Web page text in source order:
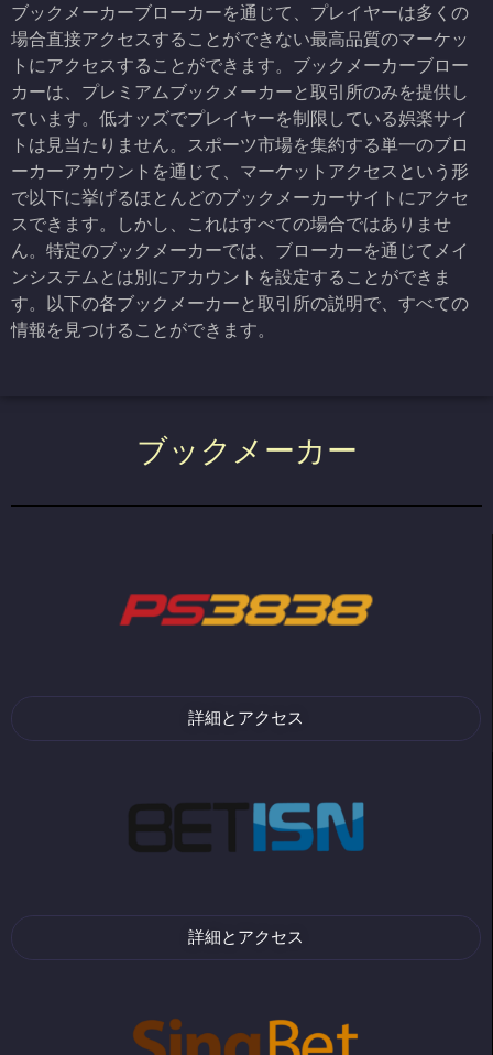
ブックメーカーブローカーを通じて、プレイヤーは多くの
場合直接アクセスすることができない最高品質のマーケッ
トにアクセスすることができます。ブックメーカーブロー
カーは、プレミアムブックメーカーと取引所のみを提供し
ています。低オッズでプレイヤーを制限している娯楽サイ
トは見当たりません。スポーツ市場を集約する単一のブロ
ーカーアカウントを通じて、マーケットアクセスという形
で以下に挙げるほとんどのブックメーカーサイトにアクセ
スできます。しかし、これはすべての場合ではありませ
ん。特定のブックメーカーでは、ブローカーを通じてメイ
ンシステムとは別にアカウントを設定することができま
す。以下の各ブックメーカーと取引所の説明で、すべての
情報を見つけることができます。
ブックメーカー
詳細とアクセス
詳細とアクセス